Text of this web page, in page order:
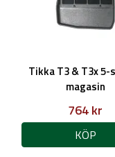
Tikka T3 & T3x
magasin
764 kr
KÖP